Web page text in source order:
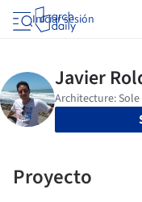
Iniciar sesión
Proyecto